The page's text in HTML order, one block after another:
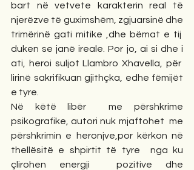
bart në vetvete karakterin real të
njerëzve të guximshëm, zgjuarsinë dhe
trimërinë gati mitike ,dhe bëmat e tij
duken se janë ireale. Por jo, ai si dhe i
ati, heroi suljot Llambro Xhavella, për
lirinë sakrifikuan gjithçka, edhe fëmijët
e tyre.
Në këtë libër  me përshkrime
psikografike, autori nuk mjaftohet  me
përshkrimin e heronjve,por kërkon në
thellësitë e shpirtit të tyre  nga ku
çlirohen energji  pozitive dhe